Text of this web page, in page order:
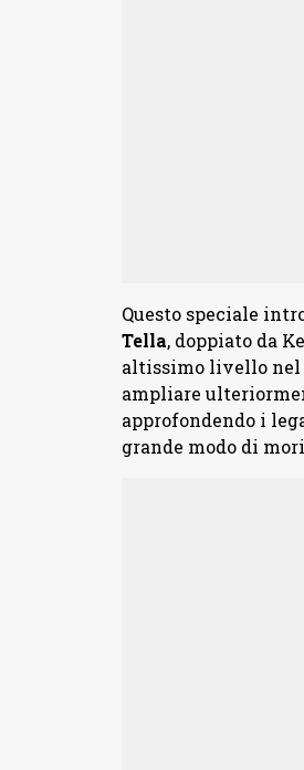
Questo speciale
Tella, doppiato da
altissimo livello nel
ampliare
approfondendo i
grande modo di